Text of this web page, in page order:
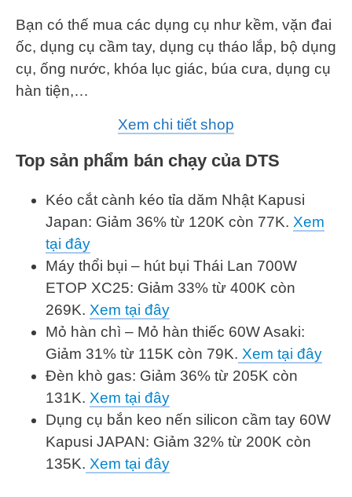
Bạn có thế mua các dụng cụ như kềm, vặn đai
ốc, dụng cụ cầm tay, dụng cụ tháo lắp, bộ dụng
cụ, ống nước, khóa lục giác, búa cưa, dụng cụ
hàn tiện,…
Xem chi tiết shop
Top sản phẩm bán chạy của DTS
Kéo cắt cành kéo tỉa dăm Nhật Kapusi
Japan: Giảm 36% từ 120K còn 77K. Xem
tại đây
Máy thổi bụi – hút bụi Thái Lan 700W
ETOP XC25: Giảm 33% từ 400K còn
269K. Xem tại đây
Mỏ hàn chì – Mỏ hàn thiếc 60W Asaki:
Giảm 31% từ 115K còn 79K. Xem tại đây
Đèn khò gas: Giảm 36% từ 205K còn
131K. Xem tại đây
Dụng cụ bắn keo nến silicon cầm tay 60W
Kapusi JAPAN: Giảm 32% từ 200K còn
135K. Xem tại đây